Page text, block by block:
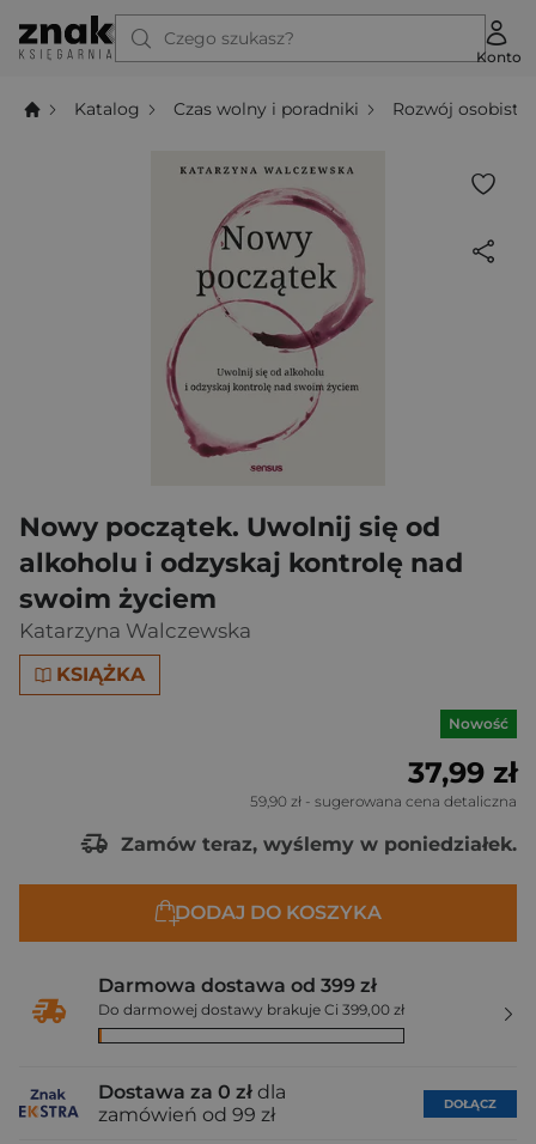
Czego szukasz?
Konto
Katalog Czas wolny i poradniki Rozwój osobisty
Nowy początek. Uwolnij się od
alkoholu i odzyskaj kontrolę nad
swoim życiem
Katarzyna Walczewska
KSIĄŻKA
Nowość
37,99 zł
59,90 zł - sugerowana cena detaliczna
Zamów teraz, wyślemy w poniedziałek.
DODAJ DO KOSZYKA
Darmowa dostawa od 399 zł
Do darmowej dostawy brakuje Ci 399,00 zł
Dostawa za 0 zł dla
zamówień od 99 zł
DOŁĄCZ